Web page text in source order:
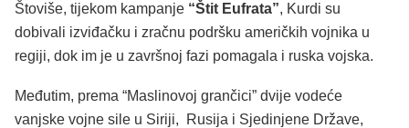
Štoviše, tijekom kampanje “Štit Eufrata”, Kurdi su
dobivali izviđačku i zračnu podršku američkih vojnika u
regiji, dok im je u završnoj fazi pomagala i ruska vojska.
Međutim, prema “Maslinovoj grančici” dvije vodeće
vanjske vojne sile u Siriji, Rusija i Sjedinjene Države,